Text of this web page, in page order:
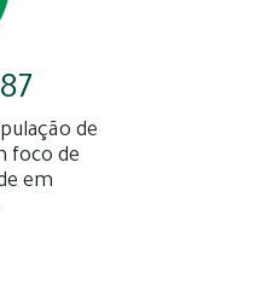
de
foco de
em